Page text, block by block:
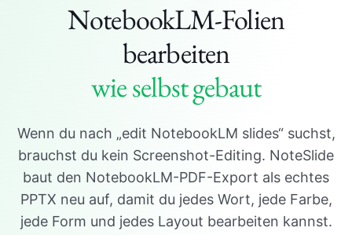
NotebookLM-Folien
bearbeiten
wie selbst gebaut
Wenn du nach „edit NotebookLM slides“ suchst,
brauchst du kein Screenshot-Editing. NoteSlide
baut den NotebookLM-PDF-Export als echtes
PPTX neu auf, damit du jedes Wort, jede Farbe,
jede Form und jedes Layout bearbeiten kannst.